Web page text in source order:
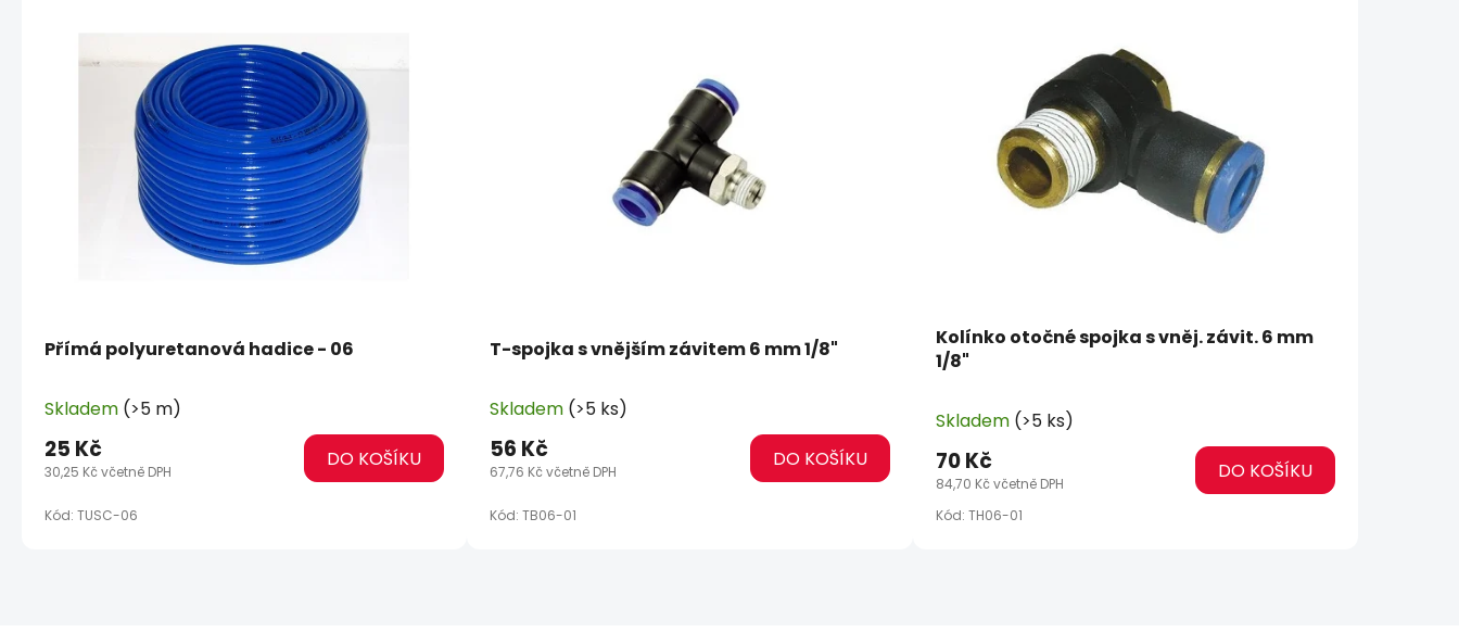
Přímá polyuretanová hadice - 06
Skladem (>5 m)
30,25 Kč včetně DPH
25 Kč DO KOŠÍKU
Kód: TUSC-06
T-spojka s vnějším závitem 6 mm 1/8"
Skladem (>5 ks)
67,76 Kč včetně DPH
56 Kč DO KOŠÍKU
Kód:TB06-01
Kolínko otočné spojka s vněj. závit. 6 mm
1/8"
Skladem (>5 ks)
84,70 Kč včetně DPH
70 Kč DO KOŠÍKU
Kód: TH06-01